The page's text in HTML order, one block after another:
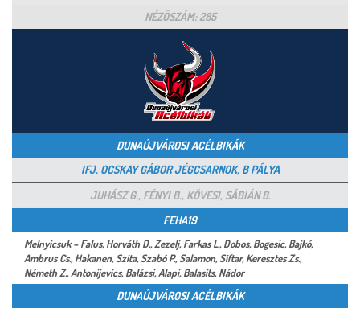
NÉZŐSZÁM: 285
DUNAÚJVÁROSI ACÉLBIKÁK
IFJ. OCSKAY GÁBOR JÉGCSARNOK, B PÁLYA
JUHÁSZ G., FÉNYI B., KÖVESI, SÁBIÁN B.
FEHA19
Melnyicsuk – Falus, Horváth D., Zezelj, Farkas L., Dobos, Bogesic, Bajkó,
Ambrus Cs., Hakanen, Szita, Szabó P., Salamon, Siftar, Keresztes Zs.,
Németh Z., Antonijevics, Balázsi, Alapi, Balasits, Nádor
DUNAÚJVÁROSI ACÉLBIKÁK